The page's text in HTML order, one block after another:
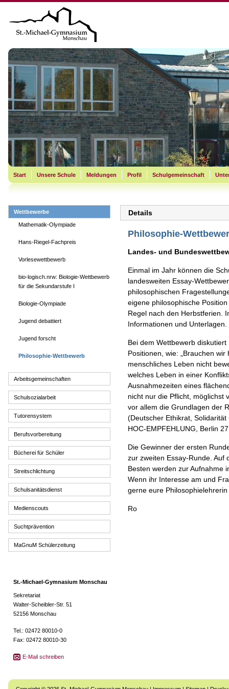
Details
Philosophie-
Landes- und
Einmal im Jahr können die
landesweiten Essay-
philosophischen
eigene philosophische
Regel nach den Herbstferien.
Informationen und Unterlagen.
Bei dem Wettbewerb
Positionen, wie: „Brauchen
menschliches Leben nicht
welches Leben in einer
Ausnahmezeiten eines
nicht nur die Pflicht, möglichst
vor allem die Grundlagen der
(Deutscher Ethikrat,
HOC-EMPFEHLUNG, Berlin
Die Gewinner der ersten
zur zweiten Essay-Runde. Auf
Besten werden zur Aufnahme
Wenn ihr Interesse am und
gerne eure
Ro
Wettbewerbe
Mathematik-Olympiade
Hans-Riegel-Fachpreis
Vorlesewettbewerb
bio-logisch.nrw: Biologie-Wettbewerb
für die Sekundarstufe I
Biologie-Olympiade
Jugend debattiert
Jugend forscht
Philosophie-Wettbewerb
Arbeitsgemeinschaften
Schulsozialarbeit
Tutorensystem
Berufsvorbereitung
Bücherei für Schüler
Streitschlichtung
Schulsanitätsdienst
Medienscouts
Suchtprävention
MaGnuM Schülerzeitung
St.-Michael-Gymnasium Monschau
Sekretariat
Walter-Scheibler-Str. 51
52156 Monschau
Tel.: 02472 80010-0
Fax: 02472 80010-30
E-Mail schreiben
Start Unsere Schule Meldungen Profil Schulgemeinschaft